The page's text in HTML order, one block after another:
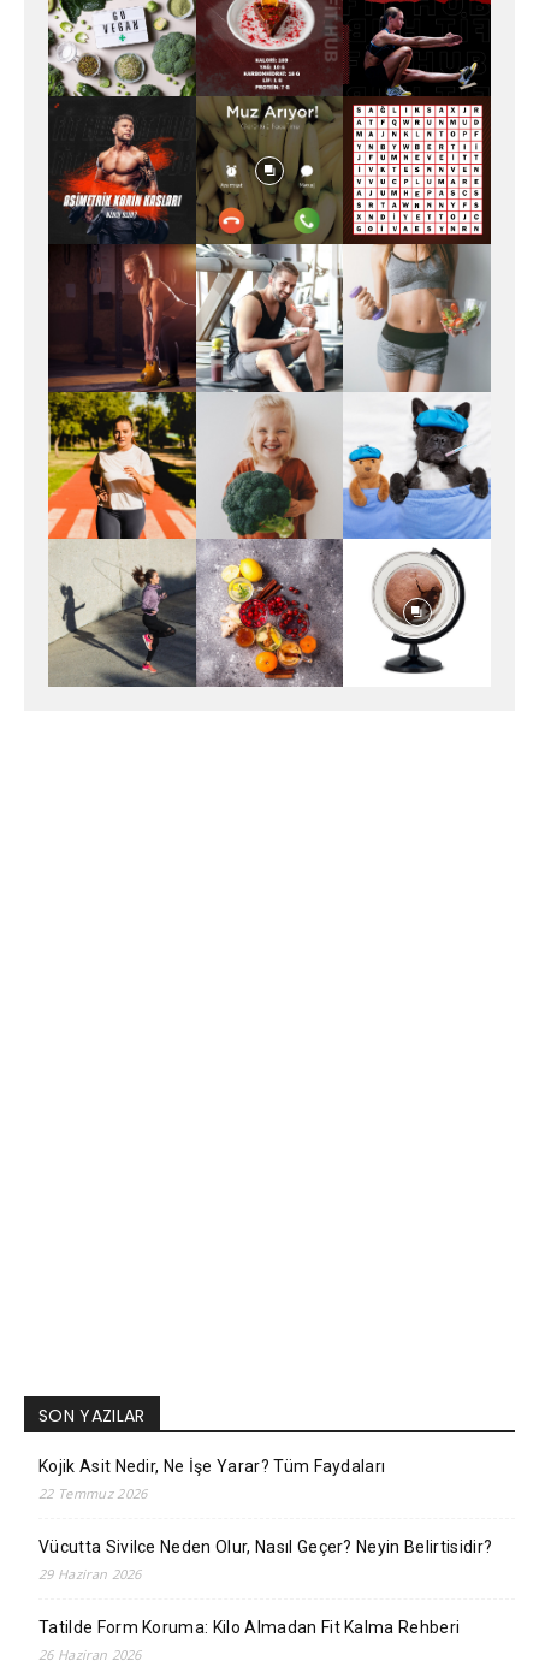
SON YAZILAR
Kojik Asit Nedir, Ne İşe Yarar? Tüm Faydaları
22 Temmuz 2026
Vücutta Sivilce Neden Olur, Nasıl Geçer? Neyin Belirtisidir?
29 Haziran 2026
Tatilde Form Koruma: Kilo Almadan Fit Kalma Rehberi
26 Haziran 2026